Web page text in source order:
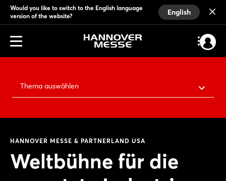
Would you like to switch to the English language
version of the website?
English
Thema auswählen
HANNOVER MESSE & PARTNERLAND USA
Weltbühne für die